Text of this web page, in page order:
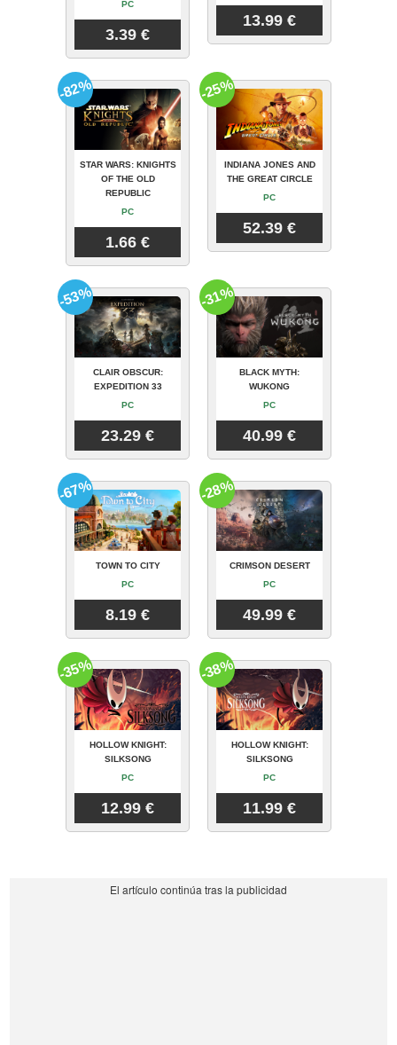
PC
3.39 €
13.99 €
STAR WARS: KNIGHTS
OF THE OLD
REPUBLIC
PC
1.66 €
-82%
INDIANA JONES AND
THE GREAT CIRCLE
PC
52.39 €
-25%
CLAIR OBSCUR:
EXPEDITION 33
PC
23.29 €
-53%
BLACK MYTH:
WUKONG
PC
40.99 €
-31%
TOWN TO CITY
PC
8.19 €
-67%
CRIMSON DESERT
PC
49.99 €
-28%
HOLLOW KNIGHT:
SILKSONG
PC
12.99 €
-35%
HOLLOW KNIGHT:
SILKSONG
PC
11.99 €
-38%